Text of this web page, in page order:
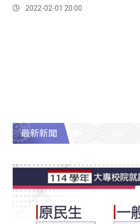
2022-02-01 20:00
最新新聞